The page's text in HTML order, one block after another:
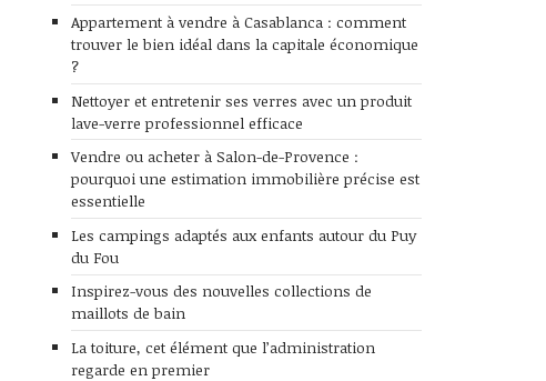
Appartement à vendre à Casablanca : comment
trouver le bien idéal dans la capitale économique
?
Nettoyer et entretenir ses verres avec un produit
lave-verre professionnel efficace
Vendre ou acheter à Salon-de-Provence :
pourquoi une estimation immobilière précise est
essentielle
Les campings adaptés aux enfants autour du Puy
du Fou
Inspirez-vous des nouvelles collections de
maillots de bain
La toiture, cet élément que l’administration
regarde en premier